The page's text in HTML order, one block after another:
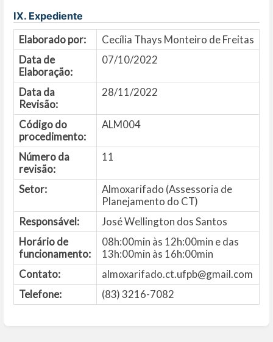
IX. Expediente
Elaborado por:
Cecília Thays Monteiro de Freitas
Data de
Elaboração:
07/10/2022
Data da
Revisão:
28/11/2022
Código do
procedimento:
ALM004
Número da
revisão:
11
Setor:
Almoxarifado (Assessoria de
Planejamento do CT)
Responsável:
José Wellington dos Santos
Horário de
funcionamento:
08h:00min às 12h:00min e das
13h:00min às 16h:00min
Contato:
almoxarifado.ct.ufpb@gmail.com
Telefone:
(83) 3216-7082